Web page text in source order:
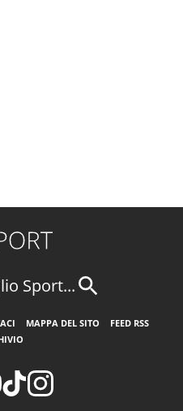
Sport...
MAPPA DEL SITO
FEED RSS